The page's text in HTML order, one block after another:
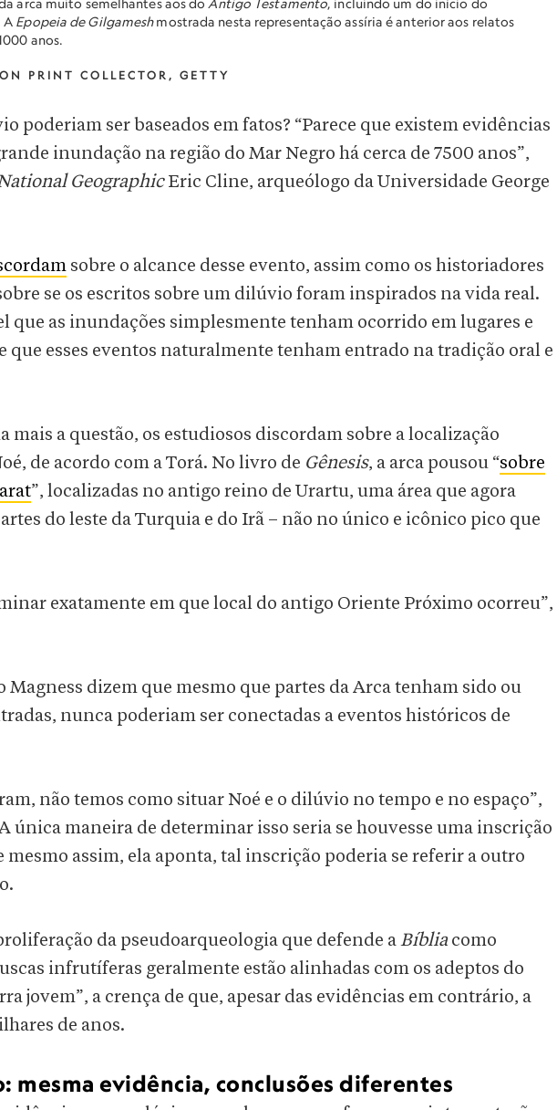
arca muito semelhantes aos do Antigo Testamento, incluindo um do início do
A Epopeia de Gilgameshmostrada nesta representação assíria é anterior aos relatos
anos.
PRINT COLLECTOR, GETTY
poderiam ser baseados em fatos? “Parece que existem evidências
inundação na região do Mar Negro há cerca de 7500 anos”,
GeographicEric Cline, arqueólogo da Universidade George
sobre o alcance desse evento, assim como os historiadores
se os escritos sobre um dilúvio foram inspirados na vida real.
que as inundações simplesmente tenham ocorrido em lugares e
que esses eventos naturalmente tenham entrado na tradição oral e
mais a questão, os estudiosos discordam sobre a localização
de acordo com a Torá. No livro de Gênesis, a arca pousou “sobre
”, localizadas no antigo reino de Urartu, uma área que agora
do leste da Turquia e do Irã – não no único e icônico pico que
exatamente em que local do antigo Oriente Próximo ocorreu”,
Magness dizem que mesmo que partes da Arca tenham sido ou
nunca poderiam ser conectadas a eventos históricos de
não temos como situar Noé e o dilúvio no tempo e no espaço”,
única maneira de determinar isso seria se houvesse uma inscrição
mesmo assim, ela aponta, tal inscrição poderia se referir a outro
da pseudoarqueologia que defende aBíblia como
infrutíferas geralmente estão alinhadas com os adeptos do
jovem”, a crença de que, apesar das evidências em contrário, a
de anos.
mesma evidência, conclusões diferentes